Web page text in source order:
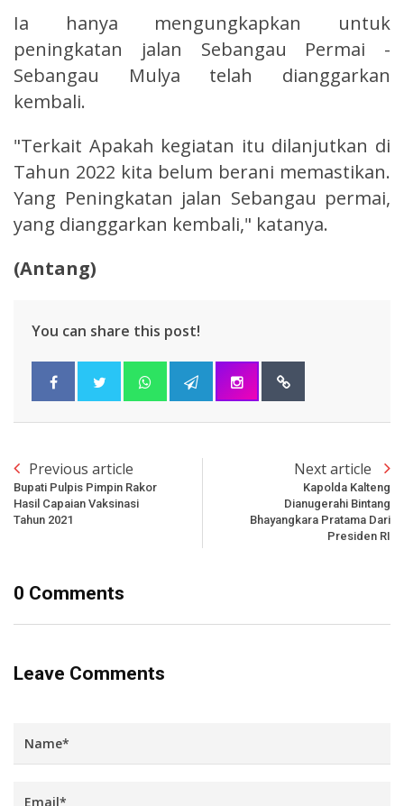
Ia hanya mengungkapkan untuk
peningkatan jalan Sebangau Permai -
Sebangau Mulya telah dianggarkan
kembali.
"Terkait Apakah kegiatan itu dilanjutkan di
Tahun 2022 kita belum berani memastikan.
Yang Peningkatan jalan Sebangau permai,
yang dianggarkan kembali," katanya.
(Antang)
You can share this post!
Previous article
Bupati Pulpis Pimpin Rakor
Hasil Capaian Vaksinasi
Tahun 2021
Next article
Kapolda Kalteng
Dianugerahi Bintang
Bhayangkara Pratama Dari
Presiden RI
0 Comments
Leave Comments